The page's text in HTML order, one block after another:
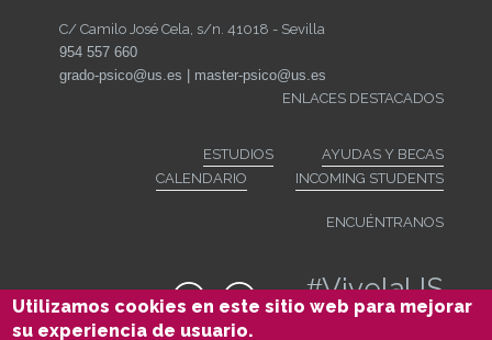
C/ Camilo José Cela, s/n. 41018 - Sevilla
954 557 660
grado-psico@us.es | master-psico@us.es
ENLACES DESTACADOS
ESTUDIOS
AYUDAS Y BECAS
CALENDARIO
INCOMING STUDENTS
ENCUÉNTRANOS
#VivelaUS
Utilizamos cookies en este sitio web para mejorar
su experiencia de usuario.